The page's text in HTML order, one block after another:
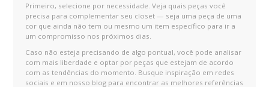
Primeiro, selecione por necessidade. Veja quais peças você
precisa para complementar seu closet — seja uma peça de uma
cor que ainda não tem ou mesmo um item específico para ir a
um compromisso nos próximos dias.
Caso não esteja precisando de algo pontual, você pode analisar
com mais liberdade e optar por peças que estejam de acordo
com as tendências do momento. Busque inspiração em redes
sociais e em nosso blog para encontrar as melhores referências